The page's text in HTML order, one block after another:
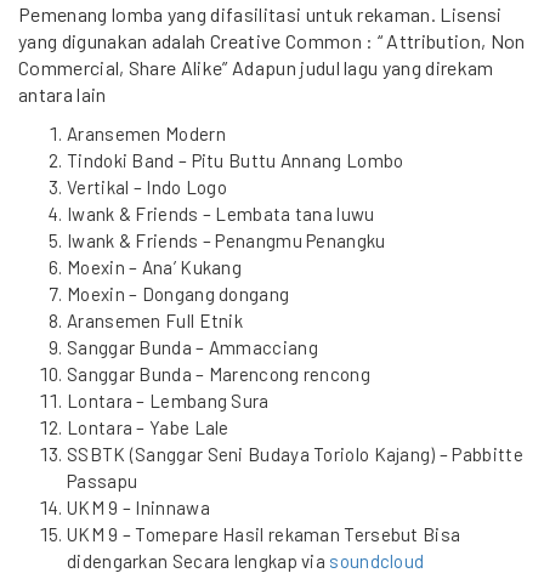
Pemenang lomba yang difasilitasi untuk rekaman. Lisensi
yang digunakan adalah Creative Common : “ Attribution, Non
Commercial, Share Alike” Adapun judul lagu yang direkam
antara lain
Aransemen Modern
Tindoki Band – Pitu Buttu Annang Lombo
Vertikal – Indo Logo
Iwank & Friends – Lembata tana luwu
Iwank & Friends – Penangmu Penangku
Moexin – Ana’ Kukang
Moexin – Dongang dongang
Aransemen Full Etnik
Sanggar Bunda – Ammacciang
Sanggar Bunda – Marencong rencong
Lontara – Lembang Sura
Lontara – Yabe Lale
SSBTK (Sanggar Seni Budaya Toriolo Kajang) – Pabbitte
Passapu
UKM 9 – Ininnawa
UKM 9 – Tomepare Hasil rekaman Tersebut Bisa
didengarkan Secara lengkap via soundcloud